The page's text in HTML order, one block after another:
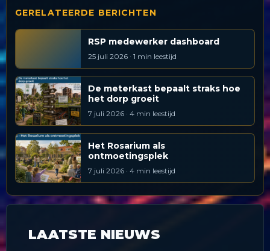
GERELATEERDE BERICHTEN
RSP medewerker dashboard
25 juli 2026 · 1 min leestijd
De meterkast bepaalt straks hoe
het dorp groeit
7 juli 2026 · 4 min leestijd
Het Rosarium als
ontmoetingsplek
7 juli 2026 · 4 min leestijd
LAATSTE NIEUWS